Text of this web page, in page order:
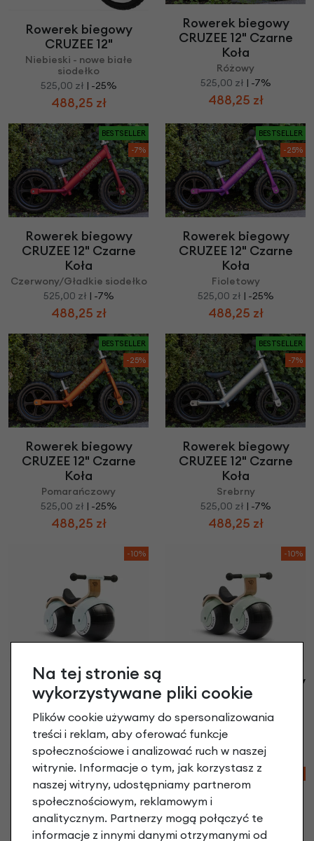
Rowerek biegowy
CRUZEE 12"
Niebieski - nowe białe
siodełko
525,00 zł | -25%
488,25 zł
Rowerek biegowy
CRUZEE 12" Czarne
Koła
Różowy
525,00 zł | -7%
488,25 zł
BESTSELLER
-7%
Rowerek biegowy
CRUZEE 12" Czarne
Koła
Czerwony/Gładkie siodełko
525,00 zł | -7%
488,25 zł
BESTSELLER
-25%
Rowerek biegowy
CRUZEE 12" Czarne
Koła
Fioletowy
525,00 zł | -25%
488,25 zł
BESTSELLER
-25%
Rowerek biegowy
CRUZEE 12" Czarne
Koła
Pomarańczowy
525,00 zł | -25%
488,25 zł
BESTSELLER
-7%
Rowerek biegowy
CRUZEE 12" Czarne
Koła
Srebrny
525,00 zł | -7%
488,25 zł
-10%
Rowerek biegowy Early
Rider BELLA VELIO
niebieski
809,10 zł
-10%
Rowerek biegowy Early
Rider BELLA VELIO
zielony
809,10 zł
-10%
Na tej stronie są
wykorzystywane pliki cookie
Plików cookie używamy do spersonalizowania
treści i reklam, aby oferować funkcje
społecznościowe i analizować ruch w naszej
witrynie. Informacje o tym, jak korzystasz z
naszej witryny, udostępniamy partnerom
społecznościowym, reklamowym i
analitycznym. Partnerzy mogą połączyć te
informacje z innymi danymi otrzymanymi od